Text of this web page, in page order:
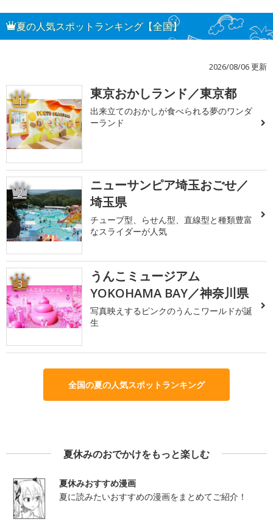
夏の人気スポットランキング【全国】
2026/08/06 更新
1 東京おかしランド／東京都
出来立てのおかしが食べられる夢のワンダ
ーランド
2
ニューサンピア埼玉おごせ／
埼玉県
チューブ型、らせん型、直線型と種類豊富
なスライダーが人気
3
うんこミュージアム
YOKOHAMA BAY／神奈川県
写真映えするピンクのうんこワールドが誕
生
全国の夏の人気スポットランキング
夏休みのおでかけをもっと楽しむ
夏休みおすすめ漫画
夏に読みたいおすすめの漫画をまとめてご紹介！